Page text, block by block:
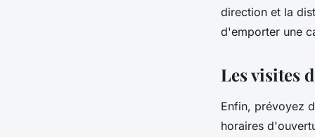
direction et la
d'emporter une
Les visites
Enfin, prévoyez
horaires